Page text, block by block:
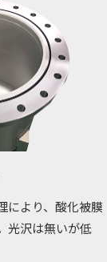
により、酸化被膜
光沢は無いが低